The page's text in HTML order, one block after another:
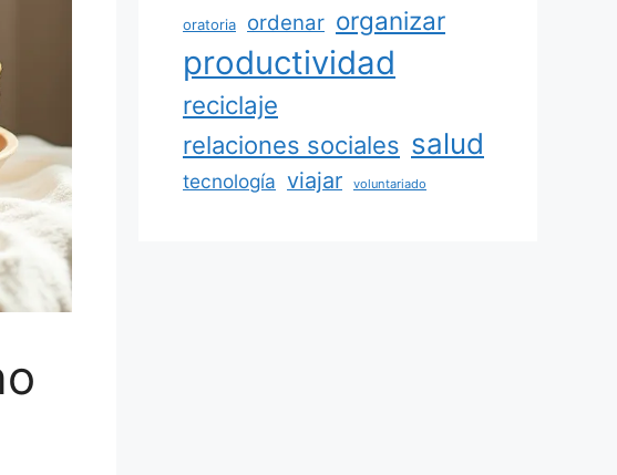
oratoria ordenar organizar
productividad
reciclaje
relaciones sociales salud
tecnología viajar voluntariado